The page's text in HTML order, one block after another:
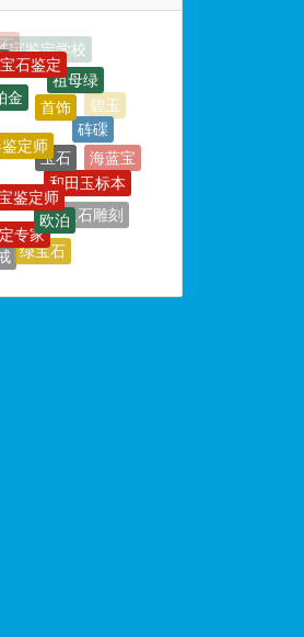
宝石鉴定
祖母绿
金
首饰
砗磲
海蓝宝
戒指
定师
玉石
和田玉标本
玉石雕刻
坦桑石
器鉴定
鉴定师
欧泊
绿宝石
专家